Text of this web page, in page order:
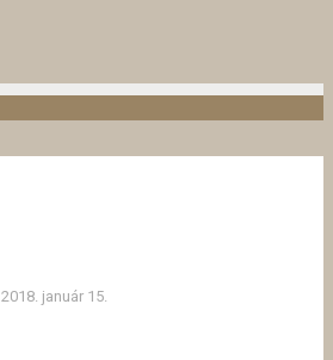
2018. január 15.